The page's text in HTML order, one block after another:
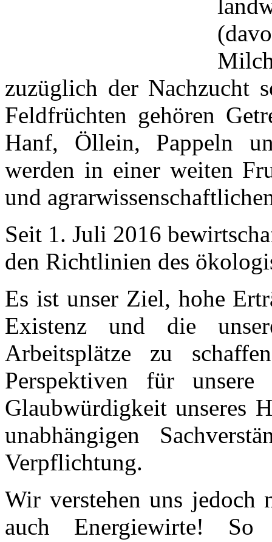
zuzüglich der Nachzucht
Feldfrüchten gehören
Hanf, Öllein, Pappeln
werden in einer weiten
und
Seit 1. Juli 2016
den Richtlinien des
Es ist unser Ziel, hohe
Existenz und die
Arbeitsplätze zu
Perspektiven für
Glaubwürdigkeit unseres
unabhängigen
Verpflichtung.
Wir verstehen uns
auch Energiewirte!